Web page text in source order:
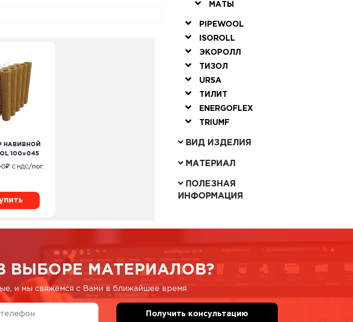
НАВИВНОЙ
100×045
₽ С НДС/пог.
МАТЫ
PIPEWOOL
ISOROLL
ЭКОРОЛЛ
ТИЗОЛ
URSA
ТИЛИТ
ENERGOFLEX
TRIUMF
ВИД ИЗДЕЛИЯ
МАТЕРИАЛ
ПОЛЕЗНАЯ
ИНФОРМАЦИЯ
МАТЕРИАЛОВ?
и мы свяжемся с Вами в ближайшее время